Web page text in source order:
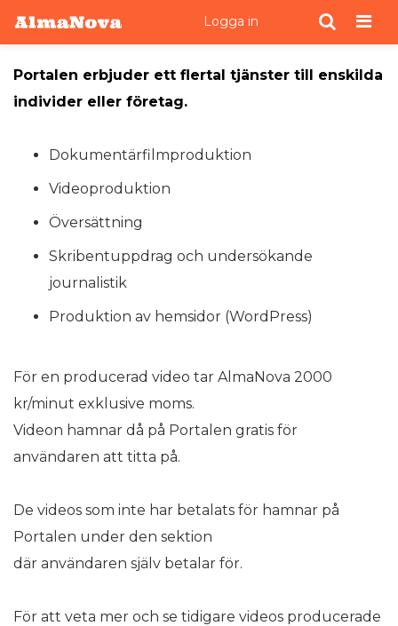
Logga in
Portalen erbjuder ett flertal tjänster till enskilda
individer eller företag.
Dokumentärfilmproduktion
Videoproduktion
Översättning
Skribentuppdrag och undersökande
journalistik
Produktion av hemsidor (WordPress)
För en producerad video tar AlmaNova 2000
kr/minut exklusive moms.
Videon hamnar då på Portalen gratis för
användaren att titta på.
De videos som inte har betalats för hamnar på
Portalen under den sektion
där användaren själv betalar för.
För att veta mer och se tidigare videos producerade